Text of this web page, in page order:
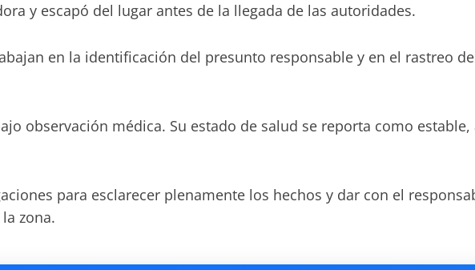
y escapó del lugar antes de la llegada de las autoridades.
en la identificación del presunto responsable y en el rastreo
observación médica. Su estado de salud se reporta como
para esclarecer plenamente los hechos y dar con el
zona.